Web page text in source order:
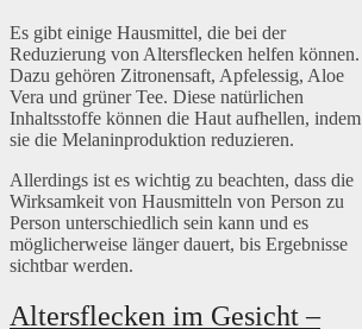
Es gibt einige Hausmittel, die bei der
Reduzierung von Altersflecken helfen können.
Dazu gehören Zitronensaft, Apfelessig, Aloe
Vera und grüner Tee. Diese natürlichen
Inhaltsstoffe können die Haut aufhellen, indem
sie die Melaninproduktion reduzieren.
Allerdings ist es wichtig zu beachten, dass die
Wirksamkeit von Hausmitteln von Person zu
Person unterschiedlich sein kann und es
möglicherweise länger dauert, bis Ergebnisse
sichtbar werden.
Altersflecken im Gesicht –